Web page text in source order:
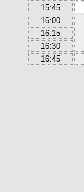
15:45
16:00
16:15
16:30
16:45